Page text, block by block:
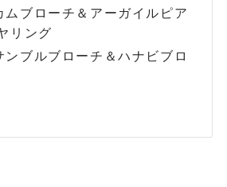
ムブローチ＆アーガイルピア
リング
ンブルブローチ＆ハナビブロ